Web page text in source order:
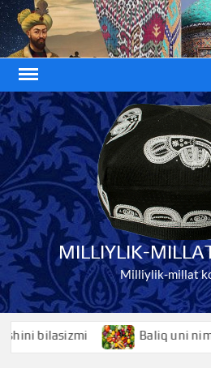
Skip
to
content
MILLIYLIK-
Milliylik-millat
bilasizmi Baliq uni nimani